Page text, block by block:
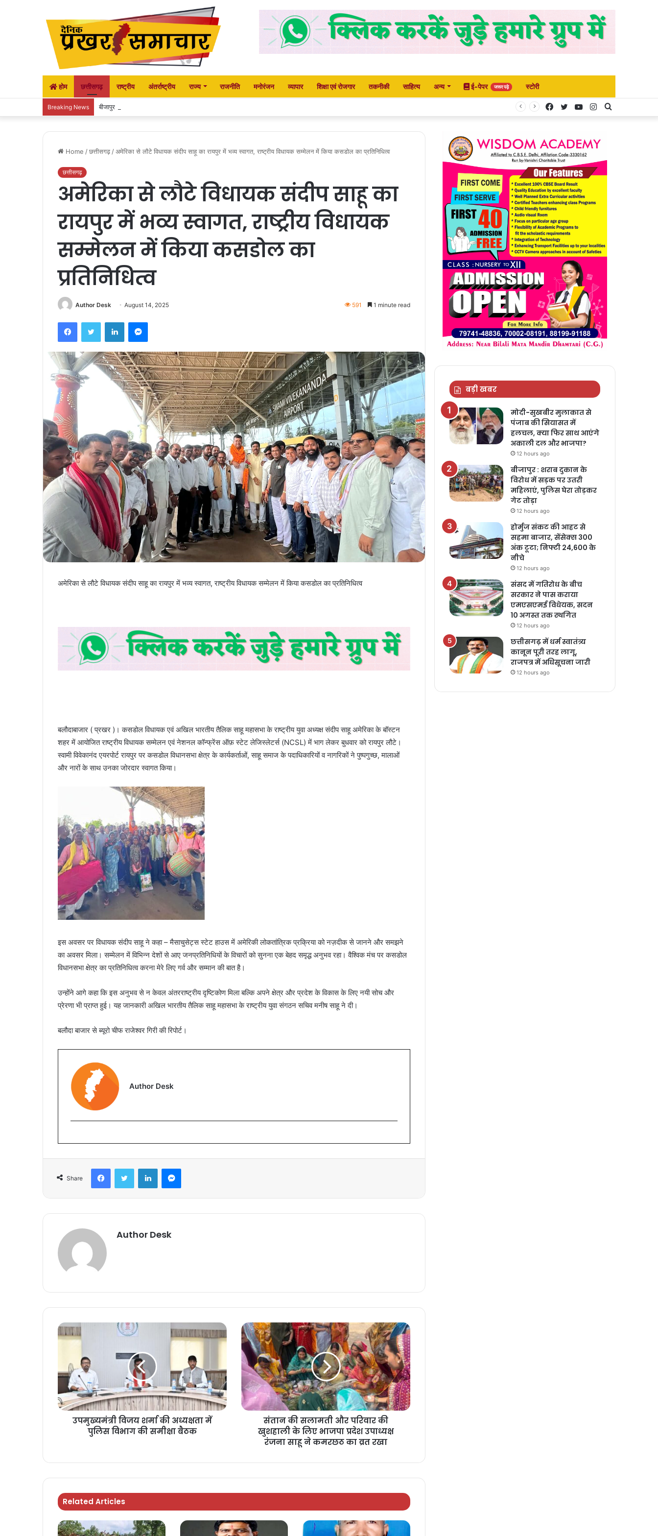
होम छत्तीसगढ़ राष्ट्रीय अंतर्राष्ट्रीय राज्य राजनीति मनोरंजन व्यापार शिक्षा एवं रोजगार तकनीकी साहित्य अन्य ई-पेपर जरूर पढ़े स्टोरी
Breaking News बीजापुर : शराब दुकान के विरोध में सड़क पर उतरी महिलाएं, पुलिस घेरा तोड़कर गेट तोड़ा Instagram
YouTube
Twitter
Facebook
Home /छत्तीसगढ़ /अमेरिका से लौटे विधायक संदीप साहू का रायपुर में भव्य स्वागत, राष्ट्रीय विधायक सम्मेलन में किया कसडोल का प्रतिनिधित्व
छत्तीसगढ़
अमेरिका से लौटे विधायक संदीप साहू का
रायपुर में भव्य स्वागत, राष्ट्रीय विधायक
सम्मेलन में किया कसडोल का
प्रतिनिधित्व
Author Desk August 14, 2025 591 1 minute read
अमेरिका से लौटे विधायक संदीप साहू का रायपुर में भव्य स्वागत, राष्ट्रीय विधायक सम्मेलन में किया कसडोल का प्रतिनिधित्व
बलौदाबाजार ( प्रखर )। कसडोल विधायक एवं अखिल भारतीय तैलिक साहू महासभा के राष्ट्रीय युवा अध्यक्ष संदीप साहू अमेरिका के बॉस्टन
शहर में आयोजित राष्ट्रीय विधायक सम्मेलन एवं नेशनल कॉन्फ्रेंस ऑफ़ स्टेट लेजिस्लेटर्स (NCSL) में भाग लेकर बुधवार को रायपुर लौटे।
स्वामी विवेकानंद एयरपोर्ट रायपुर पर कसडोल विधानसभा क्षेत्र के कार्यकर्ताओं, साहू समाज के पदाधिकारियों व नागरिकों ने पुष्पगुच्छ, मालाओं
और नारों के साथ उनका जोरदार स्वागत किया।
इस अवसर पर विधायक संदीप साहू ने कहा – मैसाचुसेट्स स्टेट हाउस में अमेरिकी लोकतांत्रिक प्रक्रिया को नज़दीक से जानने और समझने
का अवसर मिला। सम्मेलन में विभिन्न देशों से आए जनप्रतिनिधियों के विचारों को सुनना एक बेहद समृद्ध अनुभव रहा। वैश्विक मंच पर कसडोल
विधानसभा क्षेत्र का प्रतिनिधित्व करना मेरे लिए गर्व और सम्मान की बात है।
उन्होंने आगे कहा कि इस अनुभव से न केवल अंतरराष्ट्रीय दृष्टिकोण मिला बल्कि अपने क्षेत्र और प्रदेश के विकास के लिए नयी सोच और
प्रेरणा भी प्राप्त हुई। यह जानकारी अखिल भारतीय तैलिक साहू महासभा के राष्ट्रीय युवा संगठन सचिव मनीष साहू ने दी।
बलौदा बाजार से ब्यूरो चीफ राजेश्वर गिरी की रिपोर्ट।
Author Desk
Share
Author Desk
उपमुख्यमंत्री विजय शर्मा की अध्यक्षता में
पुलिस विभाग की समीक्षा बैठक
संतान की सलामती और परिवार की
खुशहाली के लिए भाजपा प्रदेश उपाध्यक्ष
रंजना साहू ने कमरछठ का व्रत रखा
Related Articles
बड़ी खबर
मोदी-सुखबीर मुलाकात से
पंजाब की सियासत में
हलचल, क्या फिर साथ आएंगे
अकाली दल और भाजपा?
12 hours ago
बीजापुर : शराब दुकान के
विरोध में सड़क पर उतरी
महिलाएं, पुलिस घेरा तोड़कर
गेट तोड़ा
12 hours ago
होर्मुज संकट की आहट से
सहमा बाजार, सेंसेक्स 300
अंक टूटा; निफ्टी 24,600 के
नीचे
12 hours ago
संसद में गतिरोध के बीच
सरकार ने पास कराया
एमएसएमई विधेयक, सदन
10 अगस्त तक स्थगित
12 hours ago
छत्तीसगढ़ में धर्म स्वातंत्र्य
कानून पूरी तरह लागू,
राजपत्र में अधिसूचना जारी
12 hours ago